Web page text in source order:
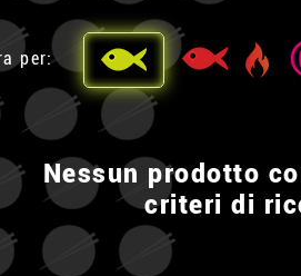
per:
Nessun prodotto
criteri di